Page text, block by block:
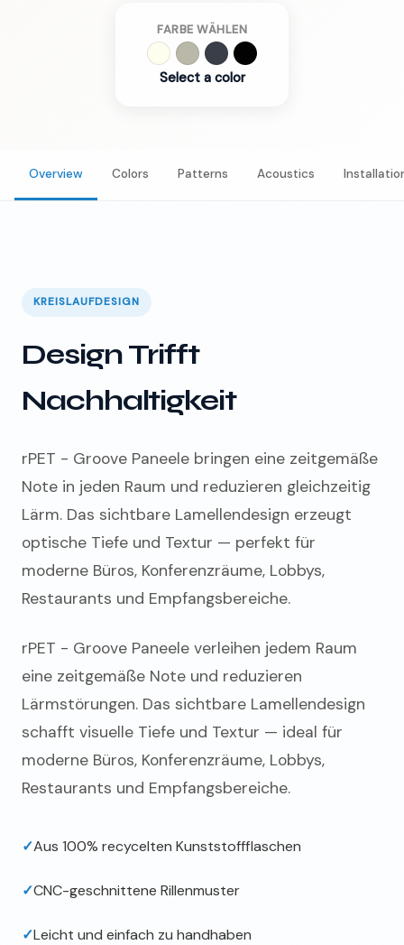
FARBE WÄHLEN
Select a color
Overview Colors Patterns Acoustics
KREISLAUFDESIGN
Design Trifft
Nachhaltigkeit
rPET - Groove Paneele bringen eine zeitgemäße
Note in jeden Raum und reduzieren gleichzeitig
Lärm. Das sichtbare Lamellendesign erzeugt
optische Tiefe und Textur — perfekt für
moderne Büros, Konferenzräume, Lobbys,
Restaurants und Empfangsbereiche.
rPET - Groove Paneele verleihen jedem Raum
eine zeitgemäße Note und reduzieren
Lärmstörungen. Das sichtbare Lamellendesign
schafft visuelle Tiefe und Textur — ideal für
moderne Büros, Konferenzräume, Lobbys,
Restaurants und Empfangsbereiche.
✓Aus 100% recycelten Kunststoffflaschen
✓CNC-geschnittene Rillenmuster
✓Leicht und einfach zu handhaben